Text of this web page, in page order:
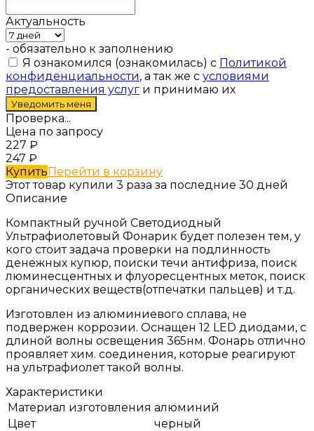
Актуальность
- обязательно к заполнению
Я ознакомился (ознакомилась) с Политикой
конфиденциальности, а так же с условиями
предоставления услуг и принимаю их
Проверка...
Цена по запросу
227 ₽
247 ₽
КупитьПерейти в корзину
Этот товар купили 3 раза за последние 30 дней
Описание
Компактный ручной Светодиодный
Ультрафиолетовый Фонарик будет полезен тем, у
кого стоит задача проверки на подлинность
денежных купюр, поиски течи антифриза, поиск
люминесцентных и флуоресцентных меток, поиск
органических веществ(отпечатки пальцев) и т.д.
Изготовлен из алюминиевого сплава, не
подвержен коррозии. Оснащен 12 LED диодами, с
длиной волны освещения 365нм. Фонарь отлично
проявляет хим. соединения, которые реагируют
на ультрафиолет такой волны.
Характеристики
Материал изготовления алюминий
Цвет
черный